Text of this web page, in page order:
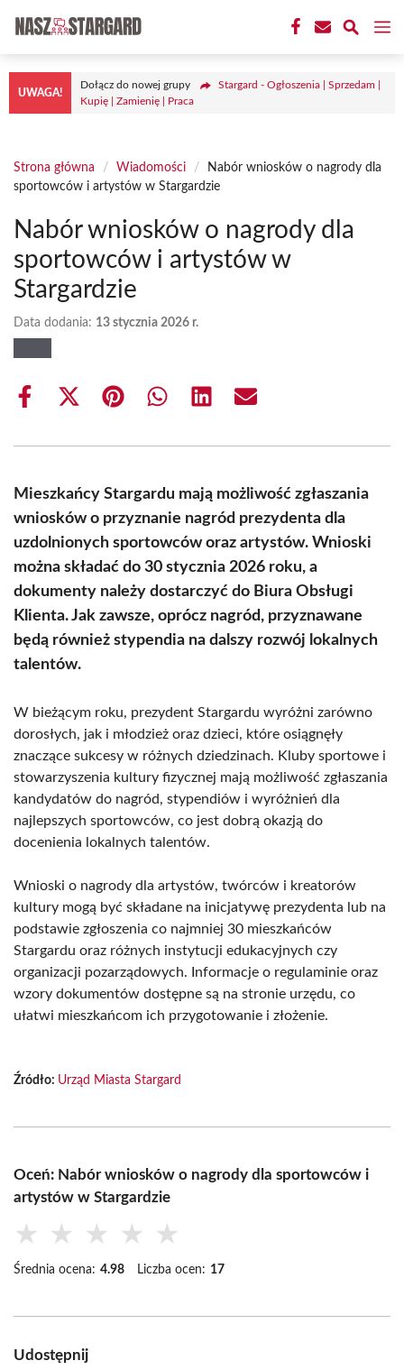
treści
UWAGA!
Dołącz do nowej grupy
Stargard - Ogłoszenia | Sprzedam |
Kupię | Zamienię | Praca
Strona główna / Wiadomości /
Nabór wniosków o nagrody dla
sportowców i artystów w Stargardzie
Nabór wniosków o nagrody dla
sportowców i artystów w
Stargardzie
Data dodania: 13 stycznia 2026 r.
Share
Share
(Twitter)
Share Share Share Share
Mieszkańcy Stargardu mają możliwość zgłaszania
wniosków o przyznanie nagród prezydenta dla
uzdolnionych sportowców oraz artystów. Wnioski
można składać do 30 stycznia 2026 roku, a
dokumenty należy dostarczyć do Biura Obsługi
Klienta. Jak zawsze, oprócz nagród, przyznawane
będą również stypendia na dalszy rozwój lokalnych
talentów.
W bieżącym roku, prezydent Stargardu wyróżni zarówno
dorosłych, jak i młodzież oraz dzieci, które osiągnęły
znaczące sukcesy w różnych dziedzinach. Kluby sportowe i
stowarzyszenia kultury fizycznej mają możliwość zgłaszania
kandydatów do nagród, stypendiów i wyróżnień dla
najlepszych sportowców, co jest dobrą okazją do
docenienia lokalnych talentów.
Wnioski o nagrody dla artystów, twórców i kreatorów
kultury mogą być składane na inicjatywę prezydenta lub na
podstawie zgłoszenia co najmniej 30 mieszkańców
Stargardu oraz różnych instytucji edukacyjnych czy
organizacji pozarządowych. Informacje o regulaminie oraz
wzory dokumentów dostępne są na stronie urzędu, co
ułatwi mieszkańcom ich przygotowanie i złożenie.
Źródło: Urząd Miasta Stargard
Oceń: Nabór wniosków o nagrody dla sportowców i
artystów w Stargardzie
★ ★ ★ ★ ★
Średnia ocena: 4.98 Liczba ocen: 17
Udostępnij